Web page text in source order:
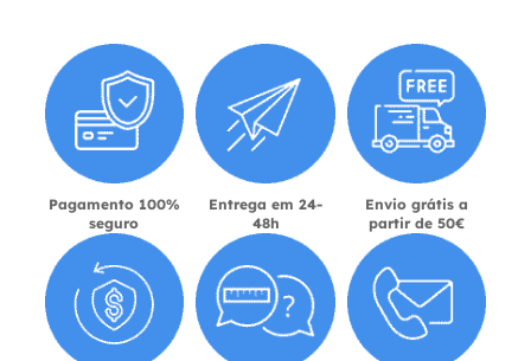
Pagamento 100%
seguro
Entrega em 24-
48h
Envio grátis a
partir de 50€